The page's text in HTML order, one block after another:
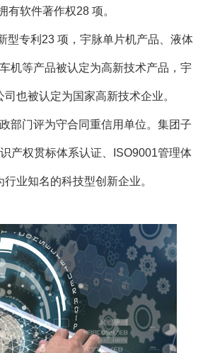
，先后为国内外客户定
列控制系统、终端信息
位控制系统、自动波箱
音导游模块。 4D电影座
。钣金攻丝模块。升降
有软件著作权28 项。
型专利23 项，宇脉单片机产品、液体
机等产品被认定为高新技术产品，宇
也被认定为国家高新技术企业。
部门评为守合同重信用单位。集团子
产权贯标体系认证、ISO9001管理体
行业知名的科技型创新企业。